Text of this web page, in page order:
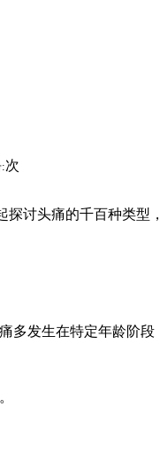
次
头痛的千百种类型
发生在特定年龄阶段